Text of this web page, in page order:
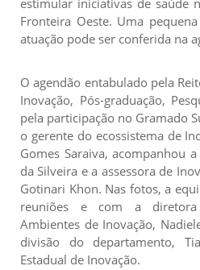
Fronteira Oeste. Uma
atuação pode ser conferida na
O agendão entabulado pela
Inovação, Pós-graduação,
pela participação no Gramado
o gerente do ecossistema de
Gomes Saraiva, acompanhou
da Silveira e a assessora de
Gotinari Khon. Nas fotos, a
reuniões e com a
Ambientes de Inovação,
divisão do departamento,
Estadual de Inovação.